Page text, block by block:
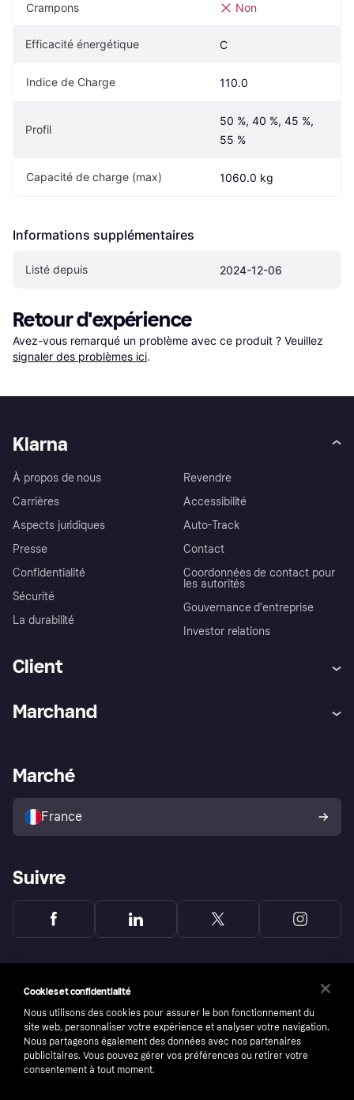
Crampons Non
Efficacité énergétique C
Indice de Charge 110.0
Profil
50 %, 40 %, 45 %,
55 %
Capacité de charge (max) 1060.0 kg
Informations supplémentaires
Listé depuis 2024-12-06
Retour d'expérience
Avez-vous remarqué un problème avec ce produit ? Veuillez
signaler des problèmes ici.
Klarna
À propos de nous
Carrières
Aspects juridiques
Presse
Confidentialité
Sécurité
La durabilité
Revendre
Accessibilité
Auto-Track
Contact
Coordonnées de contact pour
les autorités
Gouvernance d’entreprise
Investor relations
Client
Explorez les magasins
Politique de protection de
l’acheteur Klarna
Marchand
Portail Marchand
Marché
France
Suivre
Cookies et confidentialité
Nous utilisons des cookies pour assurer le bon fonctionnement du
site web, personnaliser votre expérience et analyser votre navigation.
Nous partageons également des données avec nos partenaires
publicitaires. Vous pouvez gérer vos préférences ou retirer votre
consentement à tout moment.